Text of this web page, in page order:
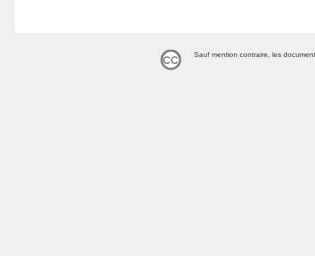
Sauf mention contraire, les